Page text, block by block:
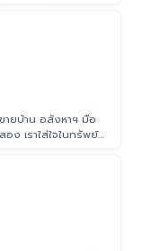
ายบ้าน อสังหาฯ มือ
ง เราใส่ใจในทรัพย์
นสื่อต่างๆ/ เดินสิน
มืออาชีพ กว่า 2,000